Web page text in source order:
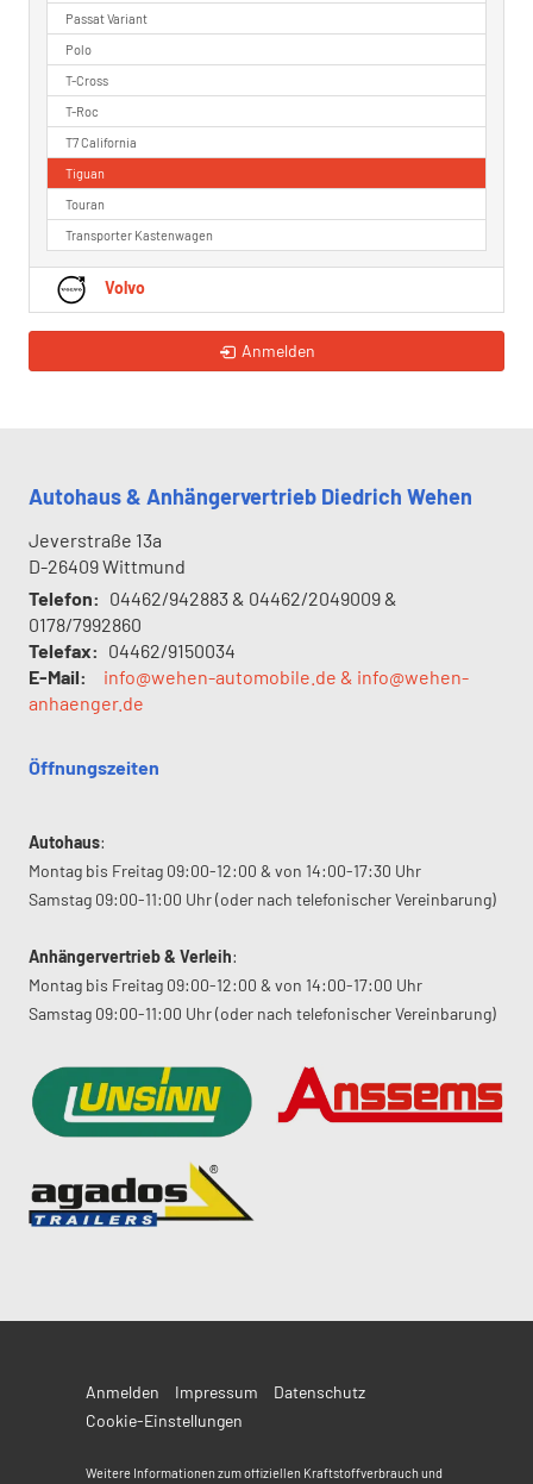
Passat Variant
Polo
T-Cross
T-Roc
T7 California
Tiguan
Touran
Transporter Kastenwagen
Volvo
Anmelden
Autohaus & Anhängervertrieb Diedrich Wehen
Jeverstraße 13a
D-26409Wittmund
Telefon: 04462/942883 & 04462/2049009 &
0178/7992860
Telefax: 04462/9150034
E-Mail:
info@wehen-automobile.de & info@wehen-
anhaenger.de
Öffnungszeiten
Autohaus:
Montag bis Freitag 09:00-12:00 & von 14:00-17:30 Uhr
Samstag 09:00-11:00 Uhr (oder nach telefonischer Vereinbarung)
Anhängervertrieb & Verleih:
Montag bis Freitag 09:00-12:00 & von 14:00-17:00 Uhr
Samstag 09:00-11:00 Uhr (oder nach telefonischer Vereinbarung)
Anmelden Impressum
Datenschutz
Cookie-Einstellungen
Weitere Informationen zum offiziellen Kraftstoffverbrauch und